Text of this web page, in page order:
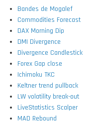
Bandes de Mogalef
Commodities Forecast
DAX Morning Dip
DMI Divergence
Divergence Candlestick
Forex Gap close
Ichimoku TKC
Keltner trend pullback
LW volatility break-out
LiveStatistics Scalper
MAD Rebound